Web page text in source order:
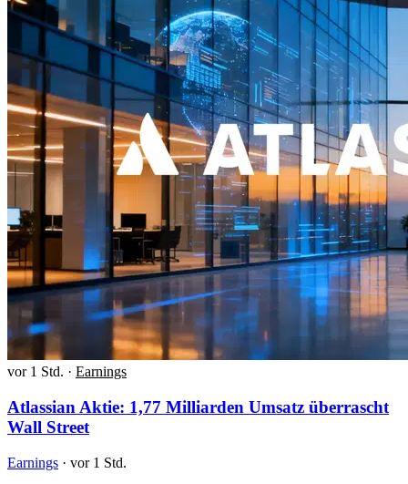
vor 1 Std. · Earnings
Atlassian Aktie: 1,77 Milliarden Umsatz überrascht
Wall Street
Earnings · vor 1 Std.